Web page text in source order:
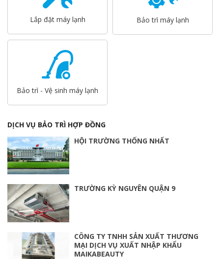
Lắp đặt máy lạnh Bảo trì máy lạnh
Bảo trì - Vệ sinh máy lạnh
DỊCH VỤ BẢO TRÌ HỢP ĐỒNG
HỘI TRƯỜNG THỐNG NHẤT
TRƯỜNG KỲ NGUYÊN QUẬN 9
CÔNG TY TNHH SẢN XUẤT THƯƠNG
MẠI DỊCH VỤ XUẤT NHẬP KHẨU
MAIKABEAUTY